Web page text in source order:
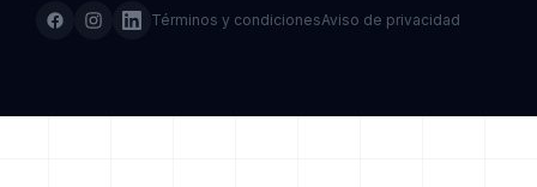
Términos y condicionesAviso de privacidad